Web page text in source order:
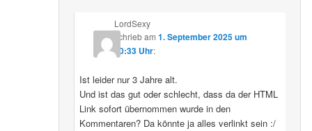
LordSexy
schriebam 1. September 2025 um
10:33 Uhr:
Ist leider nur 3 Jahre alt.
Und ist das gut oder schlecht, dass da der HTML
Link sofort übernommen wurde in den
Kommentaren? Da könnte ja alles verlinkt sein :/